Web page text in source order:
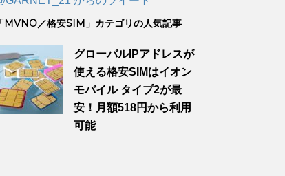
「MVNO／格安SIM」カテゴリの人気記事
グローバルIPアドレスが
使える格安SIMはイオン
モバイル タイプ2が最
安！月額518円から利用
可能